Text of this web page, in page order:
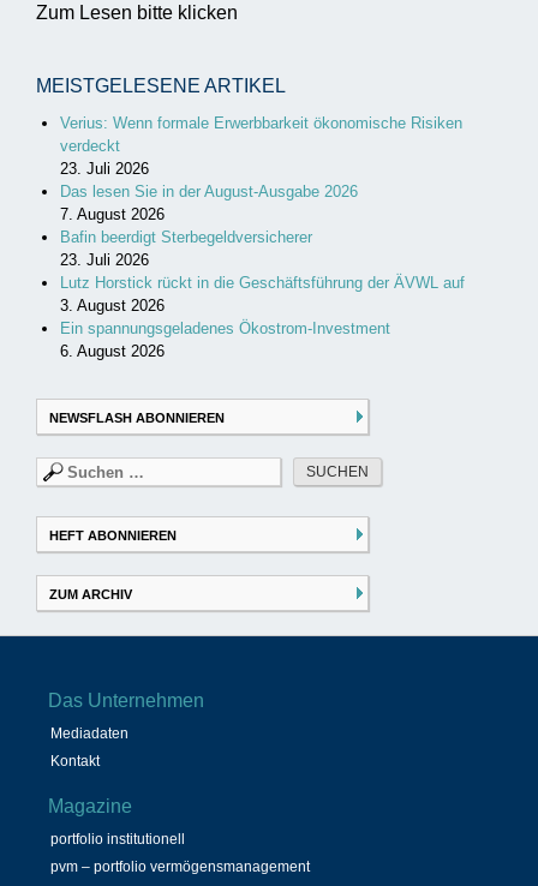
Zum Lesen bitte klicken
MEISTGELESENE ARTIKEL
Verius: Wenn formale Erwerbbarkeit ökonomische Risiken
verdeckt
23. Juli 2026
Das lesen Sie in der August-Ausgabe 2026
7. August 2026
Bafin beerdigt Sterbegeldversicherer
23. Juli 2026
Lutz Horstick rückt in die Geschäftsführung der ÄVWL auf
3. August 2026
Ein spannungsgeladenes Ökostrom-Investment
6. August 2026
NEWSFLASH ABONNIEREN
Suchen
nach:
HEFT ABONNIEREN
ZUM ARCHIV
Das Unternehmen
Mediadaten
Kontakt
Magazine
portfolio institutionell
pvm – portfolio vermögensmanagement